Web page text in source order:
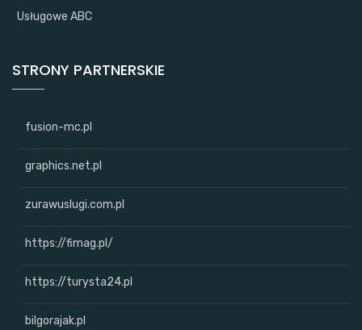
Usługowe ABC
STRONY PARTNERSKIE
fusion-mc.pl
graphics.net.pl
zurawuslugi.com.pl
https://fimag.pl/
https://turysta24.pl
bilgorajak.pl